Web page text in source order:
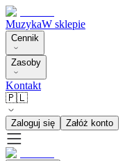
MuzykaW sklepie
Cennik
Zasoby
Kontakt
🇵🇱
Zaloguj się Załóż konto